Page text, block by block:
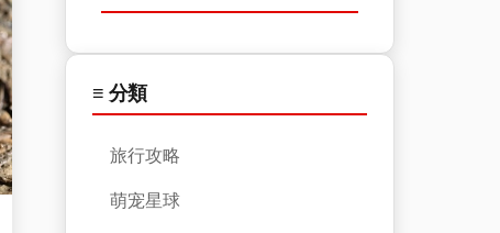
≡ 分類
旅行攻略
萌宠星球